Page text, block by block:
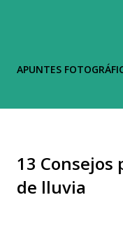
APUNTES
13
de lluvia